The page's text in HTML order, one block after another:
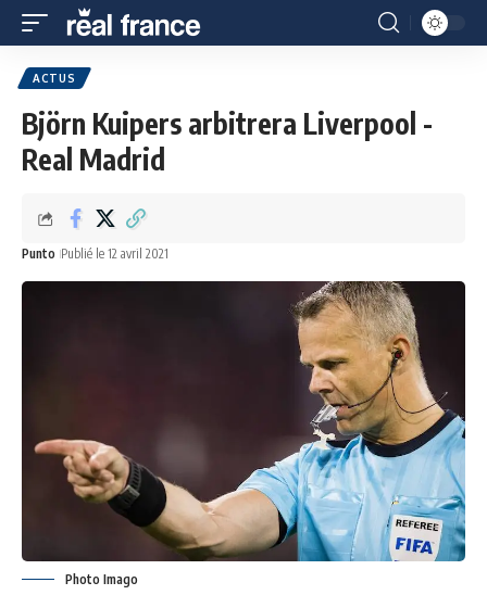
ACTUS
Björn Kuipers arbitrera Liverpool -
Real Madrid
Punto Publié le 12 avril 2021
Photo Imago